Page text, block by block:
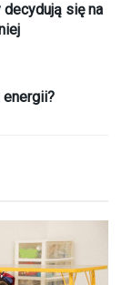
się na
energii?